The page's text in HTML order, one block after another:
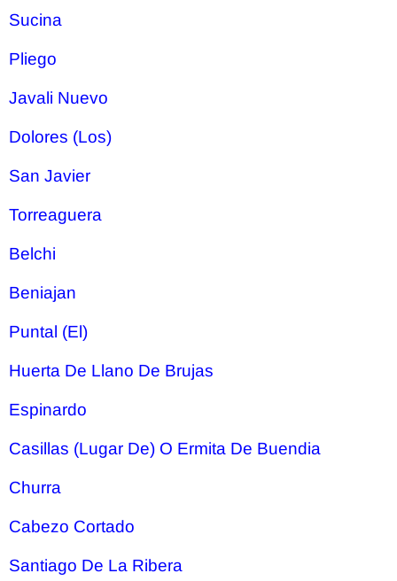
Sucina
Pliego
Javali Nuevo
Dolores (Los)
San Javier
Torreaguera
Belchi
Beniajan
Puntal (El)
Huerta De Llano De Brujas
Espinardo
Casillas (Lugar De) O Ermita De Buendia
Churra
Cabezo Cortado
Santiago De La Ribera